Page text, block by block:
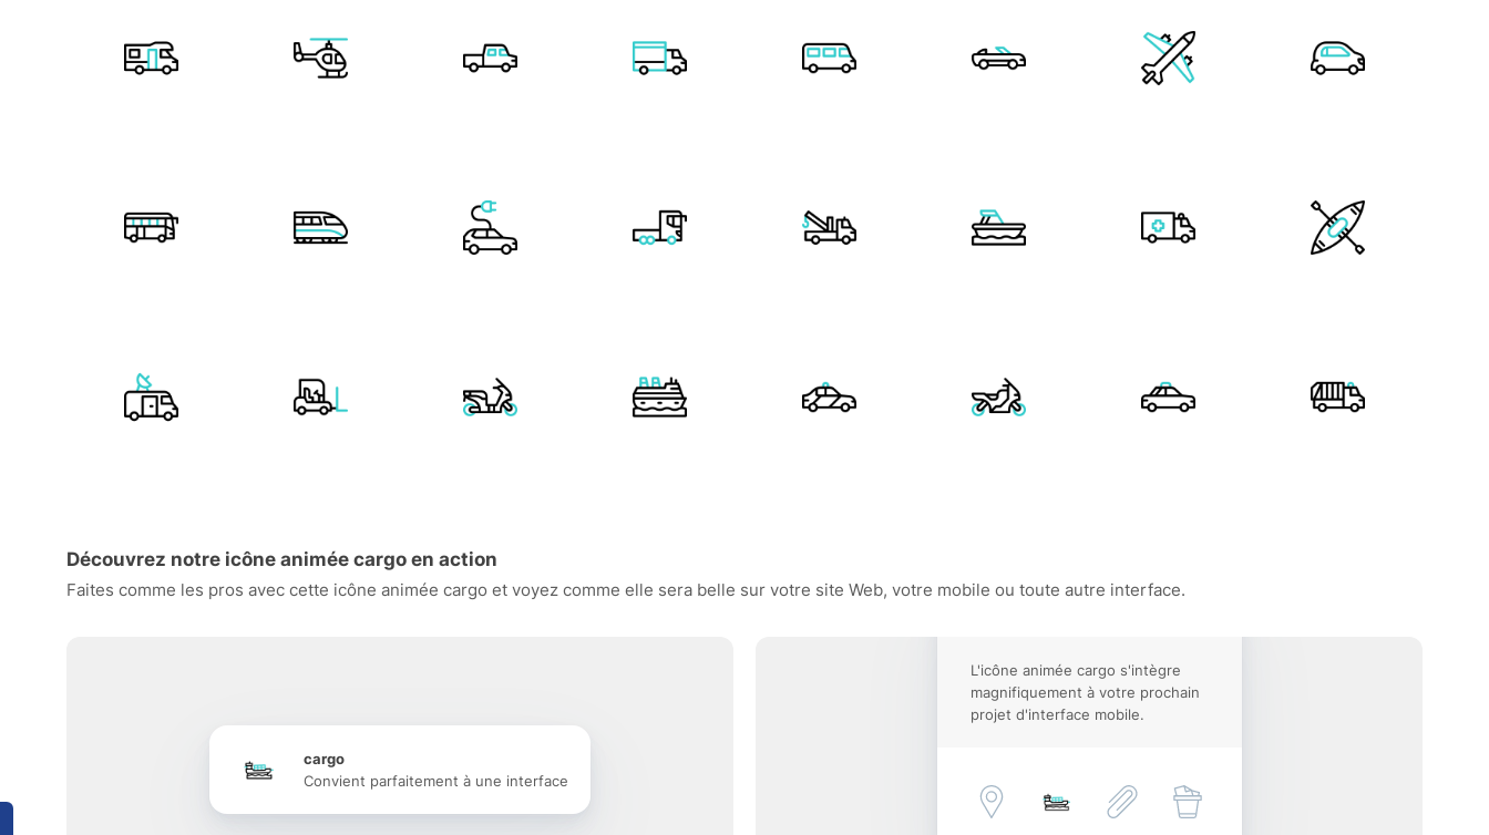
Découvrez notre icône animée cargo en action
Faites comme les pros avec cette icône animée cargo et voyez comme elle sera belle sur votre site Web, votre mobile ou toute autre interface.
cargo
Convient parfaitement à une interface
L'icône animée cargo s'intègre
magnifiquement à votre prochain
projet d'interface mobile.